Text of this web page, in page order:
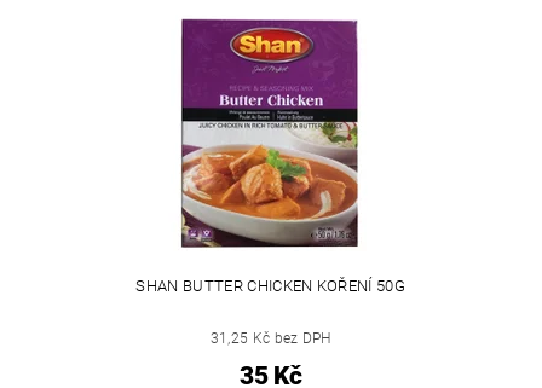
SHAN BUTTER CHICKEN KOŘENÍ 50G
31,25 Kč bez DPH
35 Kč